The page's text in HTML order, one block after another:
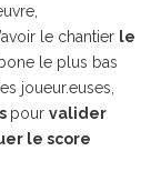
le chantier le
le plus bas
joueur.euses,
pour valider
le score